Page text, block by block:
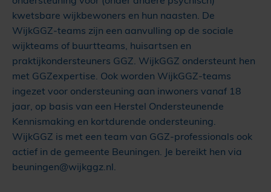
kwetsbare wijkbewoners en hun naasten. De
WijkGGZ-teams zijn een aanvulling op de sociale
wijkteams of buurtteams, huisartsen en
praktijkondersteuners GGZ. WijkGGZ ondersteunt hen
met GGZexpertise. Ook worden WijkGGZ-teams
ingezet voor ondersteuning aan inwoners vanaf 18
jaar, op basis van een Herstel Ondersteunende
Kennismaking en kortdurende ondersteuning.
WijkGGZ is met een team van GGZ-professionals ook
actief in de gemeente Beuningen. Je bereikt hen via
beuningen@wijkggz.nl.